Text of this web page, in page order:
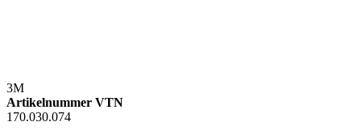
3M
Artikelnummer VTN
170.030.074